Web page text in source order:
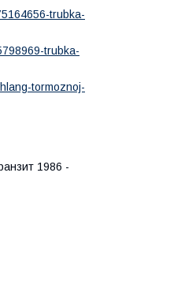
trubka-
trubka-
tormoznoj-
1986 -